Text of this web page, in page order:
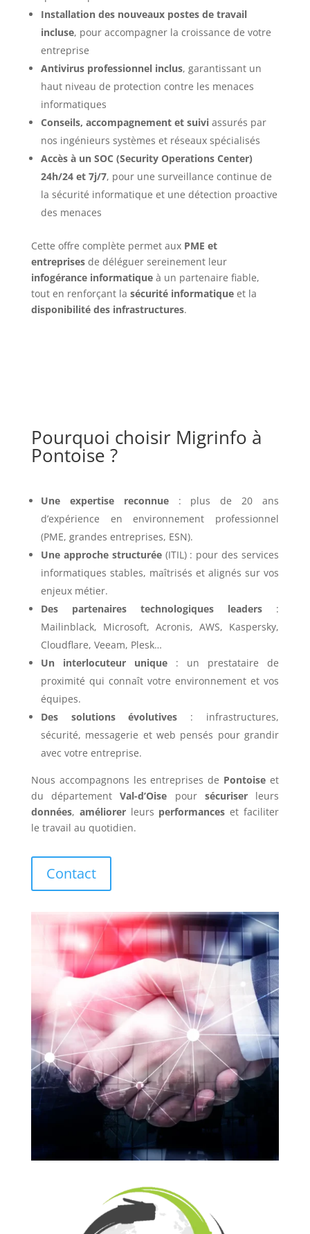
Installation des nouveaux postes de travail
incluse, pour accompagner la croissance de votre
entreprise
Antivirus professionnel inclus, garantissant un
haut niveau de protection contre les menaces
informatiques
Conseils, accompagnement et suiviassurés par
nos ingénieurs systèmes et réseaux spécialisés
Accès à un SOC (Security Operations Center)
24h/24 et 7j/7, pour une surveillance continue de
la sécurité informatique et une détection proactive
des menaces
Cette offre complète permet aux PME et
entreprisesde déléguer sereinement leur
infogérance informatiqueà un partenaire fiable,
tout en renforçant la sécurité informatiqueet la
disponibilité des infrastructures.
Pourquoi choisir Migrinfo à
Pontoise ?
Une expertise reconnue: plus de 20 ans
d’expérience en environnement professionnel
(PME, grandes entreprises, ESN).
Une approche structurée(ITIL) : pour des services
informatiques stables, maîtrisés et alignés sur vos
enjeux métier.
Des partenaires technologiques leaders :
Mailinblack, Microsoft, Acronis, AWS, Kaspersky,
Cloudflare, Veeam, Plesk…
Un interlocuteur unique: un prestataire de
proximité qui connaît votre environnement et vos
équipes.
Des solutions évolutives : infrastructures,
sécurité, messagerie et web pensés pour grandir
avec votre entreprise.
Nous accompagnons les entreprises de Pontoise et
du départementVal-d’Oise pour sécuriserleurs
données, améliorerleurs performances et faciliter
le travail au quotidien.
Contact